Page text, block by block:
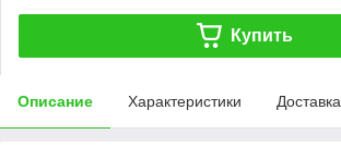
Купить
Описание Характеристики Доставка